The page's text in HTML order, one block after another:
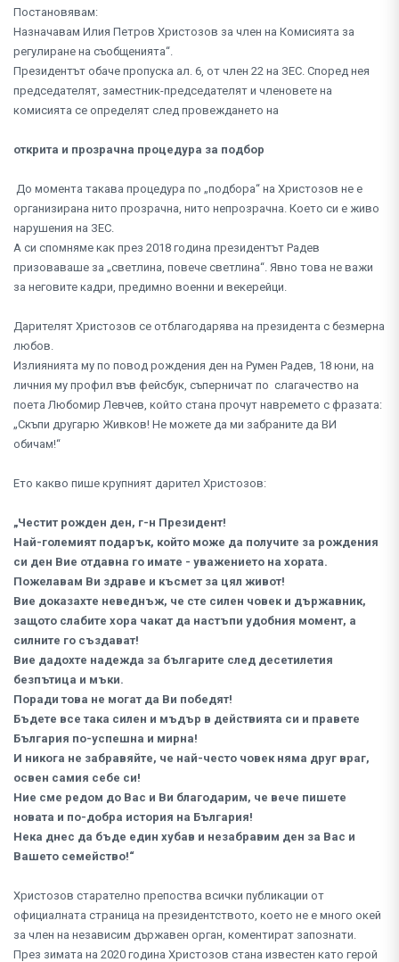
Постановявам:
Назначавам Илия Петров Христозов за член на Комисията за
регулиране на съобщенията“.
Президентът обаче пропуска ал. 6, от член 22 на ЗЕС. Според нея
председателят, заместник-председателят и членовете на
комисията се определят след провеждането на
открита и прозрачна процедура за подбор
До момента такава процедура по „подбора“ на Христозов не е
организирана нито прозрачна, нито непрозрачна. Което си е живо
нарушения на ЗЕС.
А си спомняме как през 2018 година президентът Радев
призоваваше за „светлина, повече светлина“. Явно това не важи
за неговите кадри, предимно военни и векерейци.
Дарителят Христозов се отблагодарява на президента с безмерна
любов.
Излиянията му по повод рождения ден на Румен Радев, 18 юни, на
личния му профил във фейсбук, съперничат по слагачество на
поета Любомир Левчев, който стана прочут навремето с фразата:
„Скъпи другарю Живков! Не можете да ми забраните да ВИ
обичам!“
Ето какво пише крупният дарител Христозов:
„Честит рожден ден, г-н Президент!
Най-големият подарък, който може да получите за рождения
си ден Вие отдавна го имате - уважението на хората.
Пожелавам Ви здраве и късмет за цял живот!
Вие доказахте неведнъж, че сте силен човек и държавник,
защото слабите хора чакат да настъпи удобния момент, а
силните го създават!
Вие дадохте надежда за българите след десетилетия
безпътица и мъки.
Поради това не могат да Ви победят!
Бъдете все така силен и мъдър в действията си и правете
България по-успешна и мирна!
И никога не забравяйте, че най-често човек няма друг враг,
освен самия себе си!
Ние сме редом до Вас и Ви благодарим, че вече пишете
новата и по-добра история на България!
Нека днес да бъде един хубав и незабравим ден за Вас и
Вашето семейство!“
Христозов старателно препоства всички публикации от
официалната страница на президентството, което не е много окей
за член на независим държавен орган, коментират запознати.
През зимата на 2020 година Христозов стана известен като герой